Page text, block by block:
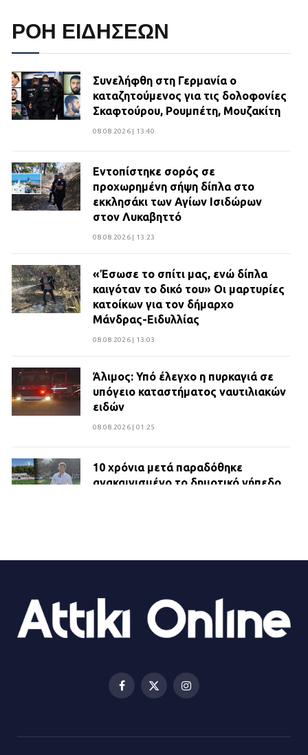
ΡΟΗ ΕΙΔΗΣΕΩΝ
Συνελήφθη στη Γερμανία ο
καταζητούμενος για τις δολοφονίες
Σκαφτούρου, Ρουμπέτη, Μουζακίτη
08.08.2026 | 13:40
Εντοπίστηκε σορός σε
προχωρημένη σήψη δίπλα στο
εκκλησάκι των Αγίων Ισιδώρων
στον Λυκαβηττό
08.08.2026 | 13:23
«Έσωσε το σπίτι μας, ενώ δίπλα
καιγόταν το δικό του» Οι μαρτυρίες
κατοίκων για τον δήμαρχο
Μάνδρας-Ειδυλλίας
08.08.2026 | 13:03
Άλιμος: Υπό έλεγχο η πυρκαγιά σε
υπόγειο καταστήματος ναυτιλιακών
ειδών
08.08.2026 | 01:25
10 χρόνια μετά παραδόθηκε
ανακαινισμένο το δημοτικό γήπεδο
ΔΗΜΟΣ ΜΑΝΔΡΑΣ ΕΙΔΥΛΛΙΑΣ:
23.07.2026 | 14:58
Πολυχώρο ΙΡΙΣ
21.07.2026 | 14:01
Πώς έγινε η επίθεση στους δύο
Facebook
X
Instagram